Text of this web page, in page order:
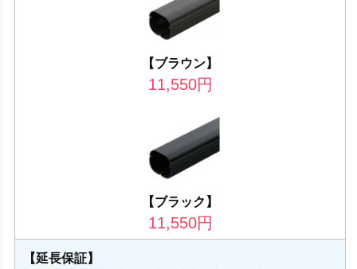
【ブラウン】
11,550円
【ブラック】
11,550円
【延長保証】